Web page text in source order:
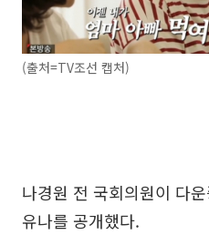
(출처=TV조선 캡처)
나경원 전 국회의원이 다
유나를 공개했다.